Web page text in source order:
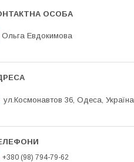
Ольга Евдокимова
ул.Космонавтов 36, Одеса, Україна
+380 (98) 794-79-62